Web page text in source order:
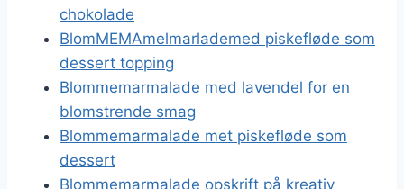
chokolade
BlomMEMAmelmarlademed piskefløde som
dessert topping
Blommemarmalade med lavendel for en
blomstrende smag
Blommemarmalade met piskefløde som
dessert
Blommemarmalade opskrift på kreativ